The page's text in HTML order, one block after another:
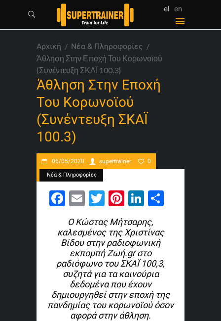
el en
Αρχική
Νέα & Πληροφορίες
Άθληση Στην Εποχή Του Κορωνοϊού
(Συνέντευξη ΣΚΑΪ 100.3)
Άθληση Στην Εποχή
Του Κορωνοϊού
(Συνέντευξη ΣΚΑΪ
100.3)
Νέα & Πληροφορίες
06/05/2020 supertrainer 0
Facebook
EmailTwitter
Pinterest
LinkedIn
Ο Κώστας Μήτσαρης,
καλεσμένος της Χριστίνας
Βίδου στην ραδιοφωνική
εκπομπή Ζωή.gr στο
ραδιόφωνο του ΣΚΑΪ 100,3,
συζητά για τα καινούρια
δεδομένα που έχουν
δημιουργηθεί στην εποχή της
πανδημίας του κορωνοϊού όσον
αφορά στην άθληση.